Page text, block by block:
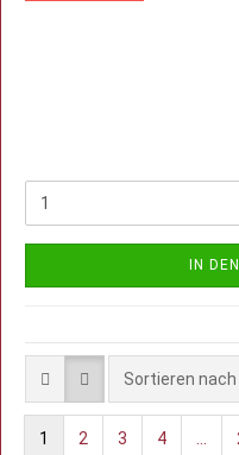
IN
Sortieren nach
Sortieren nach
1 2 3 4